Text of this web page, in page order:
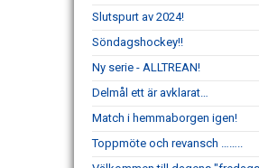
Slutspurt av 2024!
Söndagshockey!!
Ny serie - ALLTREAN!
Delmål ett är avklarat…
Match i hemmaborgen igen!
Toppmöte och revansch ……..